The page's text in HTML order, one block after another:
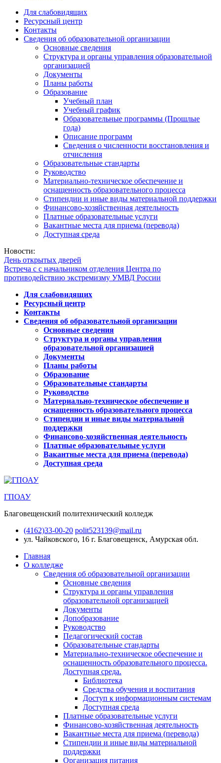
Для слабовидящих
Ресурсный центр
Контакты
Сведения об образовательной организации
Основные сведения
Структура и органы управления образовательной
организацией
Документы
Планы работы
Образование
Учебный план
Учебный график
Образовательные программы (Прошлые
года)
Описание программ
Сведения о численности восстановления и
отчисления
Образовательные стандарты
Руководство
Материально-техническое обеспечение и
оснащенность образовательного процесса
Стипендии и иные виды материальной поддержки
Финансово-хозяйственная деятельность
Платные образовательные услуги
Вакантные места для приема (перевода)
Доступная среда
Новости:
День открытых дверей
Встреча с с начальником отделения Центра по
противодействию экстремизму УМВД России
Для слабовидящих
Ресурсный центр
Контакты
Сведения об образовательной организации
Основные сведения
Структура и органы управления
образовательной организацией
Документы
Планы работы
Образование
Образовательные стандарты
Руководство
Материально-техническое обеспечение и
оснащенность образовательного процесса
Стипендии и иные виды материальной
поддержки
Финансово-хозяйственная деятельность
Платные образовательные услуги
Вакантные места для приема (перевода)
Доступная среда
ГПОАУ
Благовещенский политехнический колледж
(4162)33-00-20 polit523139@mail.ru
ул. Чайковского, 16 г. Благовещенск, Амурская обл.
Главная
О колледже
Сведения об образовательной организации
Основные сведения
Структура и органы управления
образовательной организацией
Документы
Допобразование
Руководство
Педагогический состав
Образовательные стандарты
Материально-техническое обеспечение и
оснащенность образовательного процесса.
Доступная среда.
Библиотека
Средства обучения и воспитания
Доступ к информационным системам
Доступная среда
Платные образовательные услуги
Финансово-хозяйственная деятельность
Вакантные места для приема (перевода)
Стипендии и иные виды материальной
поддержки
Организация питания